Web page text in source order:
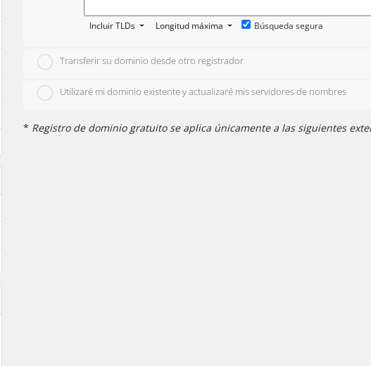
Incluir TLDs Longitud máxima Búsqueda segura
Transferir su dominio desde otro registrador
Utilizaré mi dominio existente y actualizaré mis servidores de nombres
* Registro de dominio gratuito se aplica únicamente a las siguientes